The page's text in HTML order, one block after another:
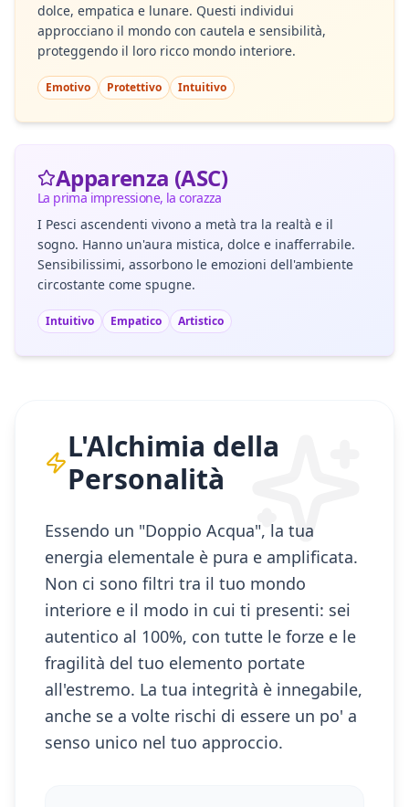
dolce, empatica e lunare. Questi individui
approcciano il mondo con cautela e sensibilità,
proteggendo il loro ricco mondo interiore.
Emotivo Protettivo Intuitivo
Apparenza (ASC)
La prima impressione, la corazza
I Pesci ascendenti vivono a metà tra la realtà e il
sogno. Hanno un'aura mistica, dolce e inafferrabile.
Sensibilissimi, assorbono le emozioni dell'ambiente
circostante come spugne.
Intuitivo Empatico Artistico
L'Alchimia della
Personalità
Essendo un "Doppio Acqua", la tua
energia elementale è pura e amplificata.
Non ci sono filtri tra il tuo mondo
interiore e il modo in cui ti presenti: sei
autentico al 100%, con tutte le forze e le
fragilità del tuo elemento portate
all'estremo. La tua integrità è innegabile,
anche se a volte rischi di essere un po' a
senso unico nel tuo approccio.